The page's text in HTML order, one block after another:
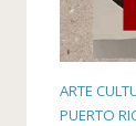
ARTE
PUERTO